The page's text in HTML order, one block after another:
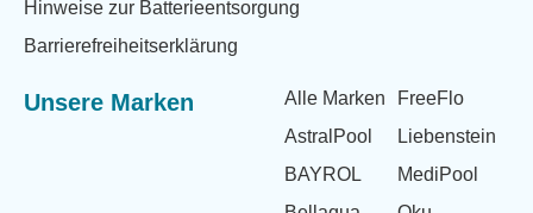
Hinweise zur Batterieentsorgung
Barrierefreiheitserklärung
Unsere Marken
Alle Marken
AstralPool
BAYROL
FreeFlo
Liebenstein
MediPool